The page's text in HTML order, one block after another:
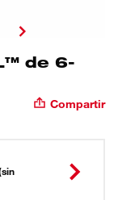
de 6-
Compartir